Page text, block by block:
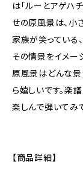
は「ルーとアゲハ
せの原風景は、小
家族が笑っている
その情景をイメー
原風景はどんな景
ら嬉しいです。楽
楽しんで弾いてみ
【商品詳細】